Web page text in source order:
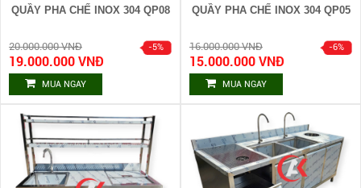
QUẦY PHA CHẾ INOX 304 QP08
20.000.000 VNĐ
19.000.000 VNĐ
MUA NGAY
QUẦY PHA CHẾ INOX 304 QP05
16.000.000 VNĐ
15.000.000 VNĐ
MUA NGAY